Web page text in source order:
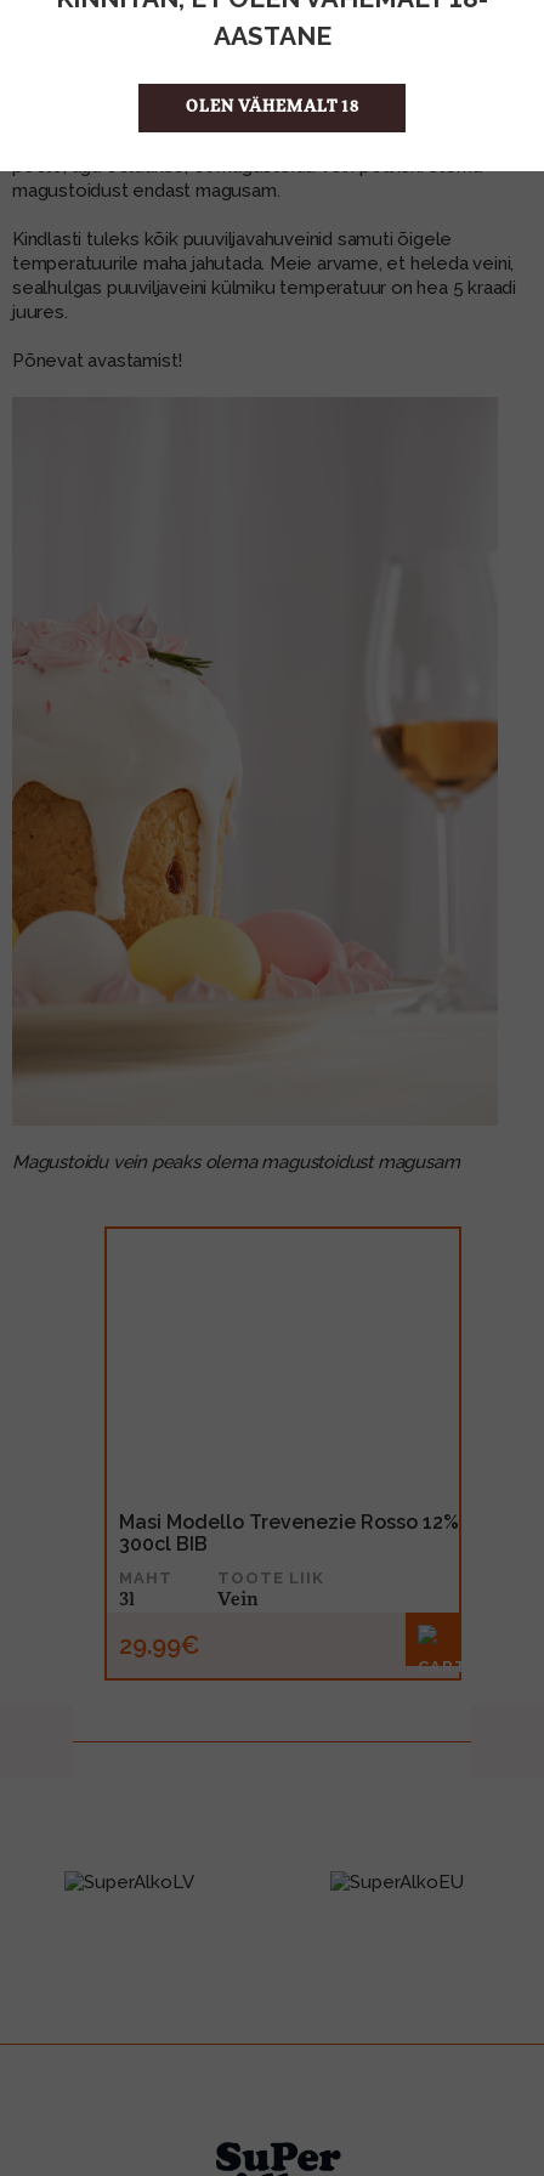
AASTANE
OLEN VÄHEMALT 18
leedulased on siin osavad. Näiteks meie riiulitel kenasti
Ei tahaks ka lätlasi kõrvale jätta. Nende Cosmopolitan Diva
poole, aga öeldakse, et magustoidu vein peakski olema
magustoidust endast magusam.
Kindlasti tuleks kõik puuviljavahuveinid samuti õigele
temperatuurile maha jahutada. Meie arvame, et heleda veini,
sealhulgas puuviljaveini külmiku temperatuur on hea 5 kraadi
juures.
Põnevat avastamist!
Magustoidu vein peaks olema magustoidust magusam
Masi Modello Trevenezie Rosso 12%
300cl BIB
MAHT
3l
TOOTE LIIK
Vein
29.99€